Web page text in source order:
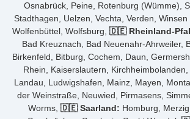
Osnabrück, Peine, Rotenburg (Wümme),
Stadthagen, Uelzen, Vechta, Verden, Winsen
Wolfenbüttel, Wolfsburg, 🇩🇪 Rheinland-
Bad Kreuznach, Bad Neuenahr-Ahrweiler,
Birkenfeld, Bitburg, Cochem, Daun,
Rhein, Kaiserslautern, Kirchheimbolanden,
Landau, Ludwigshafen, Mainz, Mayen,
der Weinstraße, Neuwied, Pirmasens,
Worms, 🇩🇪 Saarland: Homburg,